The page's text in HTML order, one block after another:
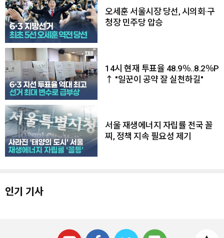
오세훈 서울시장 당선, 시의회·구
청장 민주당 압승
14시 현재 투표율 48.9％..8.2％P
↑ "일꾼이 공약 잘 실천하길"
서울 재생에너지 자립률 전국 꼴
찌, 정책 지속 필요성 제기
인기 기사